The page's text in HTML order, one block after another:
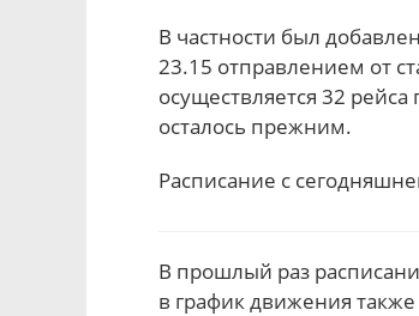
В частности был
23.15 отправлением от
осуществляется 32
осталось прежним.
Расписание с
В прошлый раз
в график движения